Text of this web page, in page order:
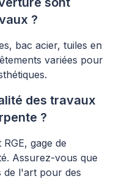
?
bac acier, tuiles en
variées pour
des travaux
?
gage de
Assurez-vous que
de l'art pour des